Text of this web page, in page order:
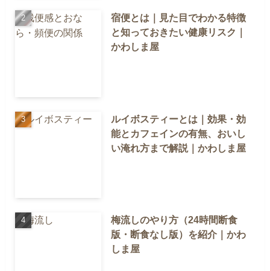
宿便とは｜見た目でわかる特徴
と知っておきたい健康リスク｜
かわしま屋
ルイボスティーとは｜効果・効
能とカフェインの有無、おいし
い淹れ方まで解説｜かわしま屋
梅流しのやり方（24時間断食
版・断食なし版）を紹介｜かわ
しま屋